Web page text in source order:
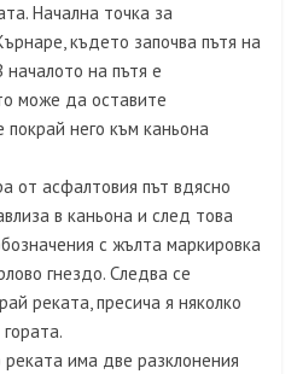
Начална точка за
където започва пътя на
на пътя е
може да оставите
него към каньона
от асфалтовия път вдясно
в каньона и след това
с жълта маркировка
гнездо. Следва се
реката, пресича я няколко
има две разклонения